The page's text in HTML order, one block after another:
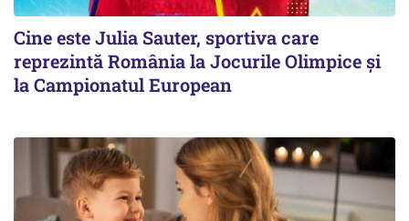
Cine este Julia Sauter, sportiva care
reprezintă România la Jocurile Olimpice și
la Campionatul European